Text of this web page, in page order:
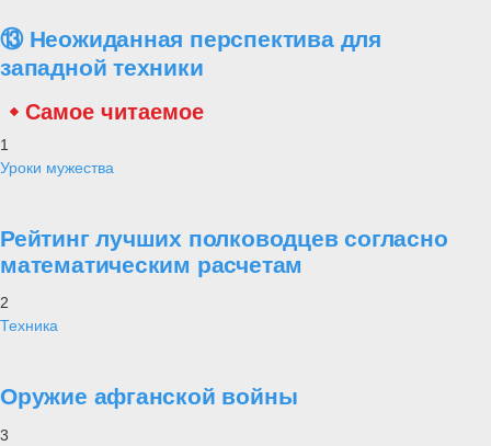
⑬ Неожиданная перспектива для
западной техники
Самое читаемое
1
Уроки мужества
Рейтинг лучших полководцев согласно
математическим расчетам
2
Техника
Оружие афганской войны
3